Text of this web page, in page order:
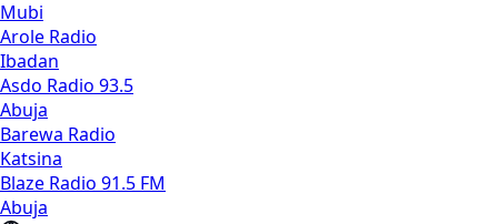
Mubi
Arole Radio
Ibadan
Asdo Radio 93.5
Abuja
Barewa Radio
Katsina
Blaze Radio 91.5 FM
Abuja